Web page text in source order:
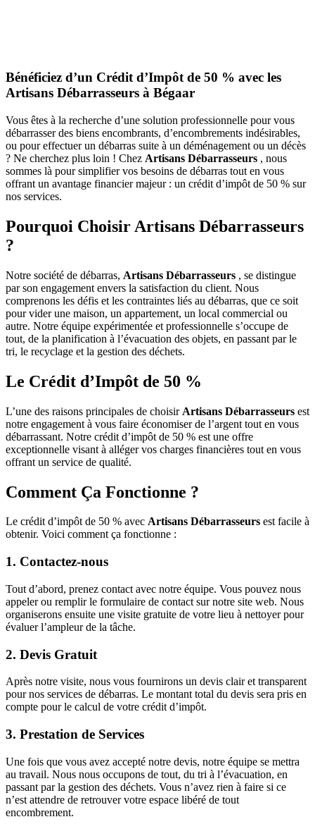
Bénéficiez d’un Crédit d’Impôt de 50 % avec les
Artisans Débarrasseurs à Bégaar
Vous êtes à la recherche d’une solution professionnelle pour vous
débarrasser des biens encombrants, d’encombrements indésirables,
ou pour effectuer un débarras suite à un déménagement ou un décès
? Ne cherchez plus loin ! Chez Artisans Débarrasseurs , nous
sommes là pour simplifier vos besoins de débarras tout en vous
offrant un avantage financier majeur : un crédit d’impôt de 50 % sur
nos services.
Pourquoi Choisir Artisans Débarrasseurs
?
Notre société de débarras, Artisans Débarrasseurs , se distingue
par son engagement envers la satisfaction du client. Nous
comprenons les défis et les contraintes liés au débarras, que ce soit
pour vider une maison, un appartement, un local commercial ou
autre. Notre équipe expérimentée et professionnelle s’occupe de
tout, de la planification à l’évacuation des objets, en passant par le
tri, le recyclage et la gestion des déchets.
Le Crédit d’Impôt de 50 %
L’une des raisons principales de choisir Artisans Débarrasseurs est
notre engagement à vous faire économiser de l’argent tout en vous
débarrassant. Notre crédit d’impôt de 50 % est une offre
exceptionnelle visant à alléger vos charges financières tout en vous
offrant un service de qualité.
Comment Ça Fonctionne ?
Le crédit d’impôt de 50 % avec Artisans Débarrasseurs est facile à
obtenir. Voici comment ça fonctionne :
1. Contactez-nous
Tout d’abord, prenez contact avec notre équipe. Vous pouvez nous
appeler ou remplir le formulaire de contact sur notre site web. Nous
organiserons ensuite une visite gratuite de votre lieu à nettoyer pour
évaluer l’ampleur de la tâche.
2. Devis Gratuit
Après notre visite, nous vous fournirons un devis clair et transparent
pour nos services de débarras. Le montant total du devis sera pris en
compte pour le calcul de votre crédit d’impôt.
3. Prestation de Services
Une fois que vous avez accepté notre devis, notre équipe se mettra
au travail. Nous nous occupons de tout, du tri à l’évacuation, en
passant par la gestion des déchets. Vous n’avez rien à faire si ce
n’est attendre de retrouver votre espace libéré de tout
encombrement.